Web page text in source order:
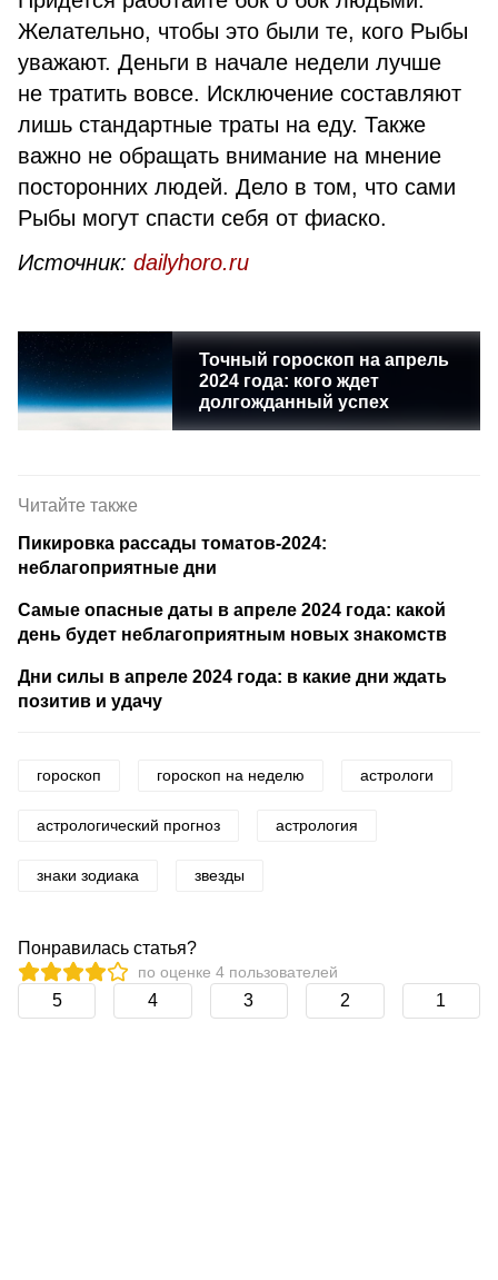
Желательно, чтобы это были те, кого Рыбы
уважают. Деньги в начале недели лучше
не тратить вовсе. Исключение составляют
лишь стандартные траты на еду. Также
важно не обращать внимание на мнение
посторонних людей. Дело в том, что сами
Рыбы могут спасти себя от фиаско.
Источник: dailyhoro.ru
Точный гороскоп на апрель
2024 года: кого ждет
долгожданный успех
Читайте также
Пикировка рассады томатов-2024:
неблагоприятные дни
Самые опасные даты в апреле 2024 года: какой
день будет неблагоприятным новых знакомств
Дни силы в апреле 2024 года: в какие дни ждать
позитив и удачу
гороскоп гороскоп на неделю астрологи
астрологический прогноз астрология
знаки зодиака звезды
Понравилась статья?
по оценке 4 пользователей
5 4 3 2 1